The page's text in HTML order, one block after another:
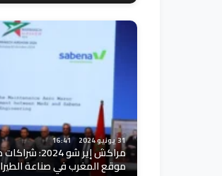
31 يونيو 2024 16:41
مراكش إير شو
موقع المغرب في صناعة